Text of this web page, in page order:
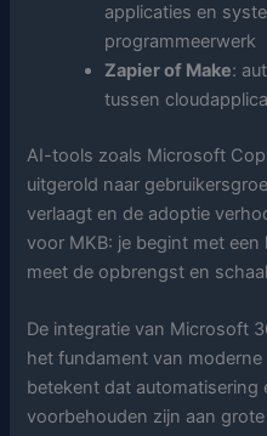
applicaties en
programmeerwerk
Zapier of Make:
tussen
AI-tools zoals Microsoft
uitgerold naar
verlaagt en de adoptie
voor MKB: je begint met
meet de opbrengst en
De integratie van Microsoft
het fundament van
betekent dat automatisering
voorbehouden zijn aan